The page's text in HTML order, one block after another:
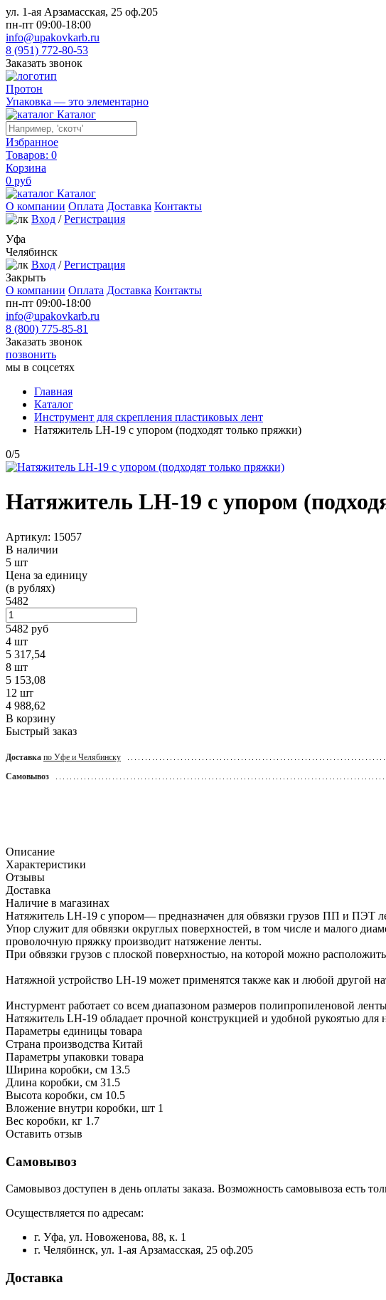
ул. 1-ая Арзамасская, 25 оф.205
пн-пт 09:00-18:00
info@upakovkarb.ru
8 (951) 772-80-53
Заказать звонок
Протон
Упаковка — это элементарно
Каталог
Избранное
Товаров: 0
Корзина
0 руб
Каталог
О компании Оплата Доставка Контакты
Вход / Регистрация
Уфа
Челябинск
Вход / Регистрация
Закрыть
О компании Оплата Доставка Контакты
пн-пт 09:00-18:00
info@upakovkarb.ru
8 (800) 775-85-81
Заказать звонок
позвонить
мы в соцсетях
Главная
Каталог
Инструмент для скрепления пластиковых лент
Натяжитель LH-19 с упором (подходят только пряжки)
0/5
Натяжитель LH-19 с упором
Артикул: 15057
В наличии
5 шт
Цена за единицу
(в рублях)
5482
5482 руб
4 шт
5 317,54
8 шт
5 153,08
12 шт
4 988,62
В корзину
Быстрый заказ
Доставка по Уфе и Челябинску
Самовывоз
Описание
Характеристики
Отзывы
Доставка
Наличие в магазинах
Натяжитель LH-19 с упором— предназначен для обвязки грузов ПП и ПЭТ
Упор служит для обвязки округлых поверхностей, в том числе и малого
проволочную пряжку производит натяжение ленты.
При обвязки грузов с плоской поверхностью, на которой можно
Натяжной устройство LH-19 может применятся также как и любой другой
Инстурмент работает со всем диапазоном размеров полипропиленовой
Натяжитель LH-19 обладает прочной конструкцией и удобной рукоятью для
Параметры единицы товара
Страна производства Китай
Параметры упаковки товара
Ширина коробки, см 13.5
Длина коробки, см 31.5
Высота коробки, см 10.5
Вложение внутри коробки, шт 1
Вес коробки, кг 1.7
Оставить отзыв
Самовывоз
Самовывоз доступен в день оплаты заказа. Возможность самовывоза есть
Осуществляется по адресам:
г. Уфа, ул. Новоженова, 88, к. 1
г. Челябинск, ул. 1-ая Арзамасская, 25 оф.205
Доставка